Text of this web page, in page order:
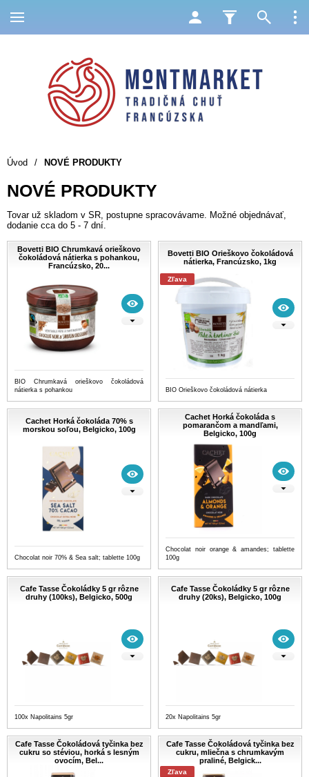
Úvod / NOVÉ PRODUKTY
NOVÉ PRODUKTY
Tovar už skladom v SR, postupne spracovávame. Možné objednávať,
dodanie cca do 5 - 7 dní.
Bovetti BIO Chrumkavá orieškovo
čokoládová nátierka s pohankou,
Francúzsko, 20...
BIO Chrumkavá orieškovo čokoládová
nátierka s pohankou
Bovetti BIO Orieškovo čokoládová
nátierka, Francúzsko, 1kg
Zľava
BIO Orieškovo čokoládová nátierka
Cachet Horká čokoláda 70% s
morskou soľou, Belgicko, 100g
Chocolat noir 70% & Sea salt; tablette 100g
Cachet Horká čokoláda s
pomarančom a mandľami,
Belgicko, 100g
Chocolat noir orange & amandes; tablette
100g
Cafe Tasse Čokoládky 5 gr rôzne
druhy (100ks), Belgicko, 500g
100x Napolitains 5gr
Cafe Tasse Čokoládky 5 gr rôzne
druhy (20ks), Belgicko, 100g
20x Napolitains 5gr
Cafe Tasse Čokoládová tyčinka bez
cukru so stéviou, horká s lesným
ovocím, Bel...
Cafe Tasse Čokoládová tyčinka bez
cukru, mliečna s chrumkavým
praliné, Belgick...
Zľava